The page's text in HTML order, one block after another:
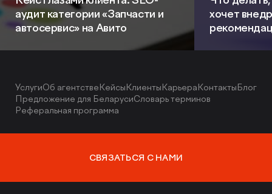
аудит категории «Запчасти и
автосервис» на Авито
хочет
УслугиОб агентствеКейсыКлиентыКарьераКонтактыБлог
Предложение для БеларусиСловарь терминов
Реферальная программа
СВЯЗАТЬСЯ С НАМИ